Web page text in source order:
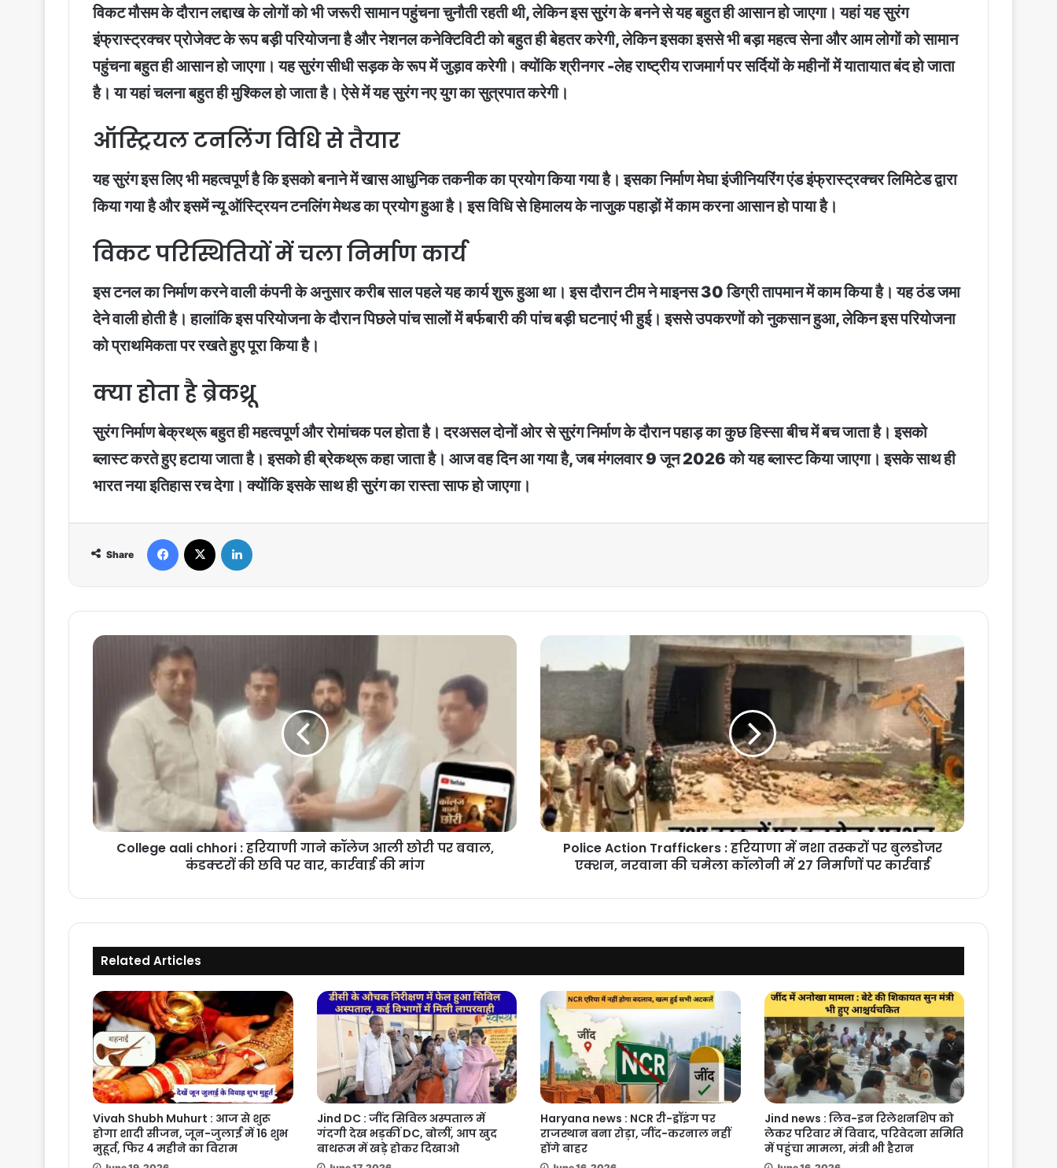
विकट मौसम के दौरान लद्दाख के लोगों को भी जरूरी सामान पहुंचना चुनौती रहती थी, लेकिन इस सुरंग के बनने से यह बहुत ही आसान हो जाएगा। यहां यह सुरंग
इंफ्रास्ट्रक्चर प्रोजेक्ट के रूप बड़ी परियोजना है और नेशनल कनेक्टिविटी को बहुत ही बेहतर करेगी, लेकिन इसका इससे भी बड़ा महत्व सेना और आम लोगों को सामान
पहुंचना बहुत ही आसान हो जाएगा। यह सुरंग सीधी सड़क के रूप में जुड़ाव करेगी। क्योंकि श्रीनगर -लेह राष्ट्रीय राजमार्ग पर सर्दियों के महीनों में यातायात बंद हो जाता
है। या यहां चलना बहुत ही मुश्किल हो जाता है। ऐसे में यह सुरंग नए युग का सुत्रपात करेगी।
ऑस्ट्रियल टनलिंग विधि से तैयार
यह सुरंग इस लिए भी महत्वपूर्ण है कि इसको बनाने में खास आधुनिक तकनीक का प्रयोग किया गया है। इसका निर्माण मेघा इंजीनियरिंग एंड इंफ्रास्ट्रक्चर लिमिटेड द्वारा
किया गया है और इसमें न्यू ऑस्ट्रियन टनलिंग मेथड का प्रयोग हुआ है। इस विधि से हिमालय के नाजुक पहाड़ों में काम करना आसान हो पाया है।
विकट परिस्थितियों में चला निर्माण कार्य
इस टनल का निर्माण करने वाली कंपनी के अनुसार करीब साल पहले यह कार्य शुरू हुआ था। इस दौरान टीम ने माइनस 30 डिग्री तापमान में काम किया है। यह ठंड जमा
देने वाली होती है। हालांकि इस परियोजना के दौरान पिछले पांच सालों में बर्फबारी की पांच बड़ी घटनाएं भी हुई। इससे उपकरणों को नुकसान हुआ, लेकिन इस परियोजना
को प्राथमिकता पर रखते हुए पूरा किया है।
क्या होता है ब्रेकथ्रू
सुरंग निर्माण बेक्रथ्रू बहुत ही महत्वपूर्ण और राेमांचक पल होता है। दरअसल दाेनों ओर से सुरंग निर्माण के दौरान पहाड़ का कुछ हिस्सा बीच में बच जाता है। इसको
ब्लास्ट करते हुए हटाया जाता है। इसको ही ब्रेकथ्रू कहा जाता है। आज वह दिन आ गया है, जब मंगलवार 9 जून 2026 को यह ब्लास्ट किया जाएगा। इसके साथ ही
भारत नया इतिहास रच देगा। क्योंकि इसके साथ ही सुरंग का रास्ता साफ हो जाएगा।
Share
Facebook
College
हरियाणी
कॉलेज
पर
बवाल,
कंडक्टरों
की
College aali chhori : हरियाणी गाने कॉलेज आली छोरी पर बवाल,
कंडक्टरों की छवि पर वार, कार्रवाई की मांग
Police
Traffickers
नशा
तस्करों
पर
बुलडोजर
एक्शन,
नरवाना
निर्माणों
Police Action Traffickers : हरियाणा में नशा तस्करों पर बुलडोजर
एक्शन, नरवाना की चमेला कॉलोनी में 27 निर्माणों पर कार्रवाई
Related Articles
Vivah Shubh Muhurt : आज से शुरू
होगा शादी सीजन, जून-जुलाई में 16 शुभ
मुहूर्त, फिर 4 महीने का विराम
Jind DC : जींद सिविल अस्पताल में
गंदगी देख भड़कीं DC, बोलीं, आप खुद
बाथरूम में खड़े होकर दिखाओ
Haryana news : NCR री-ड्रॉइंग पर
राजस्थान बना रोड़ा, जींद-करनाल नहीं
होंगे बाहर
Jind news : लिव-इन रिलेशनशिप को
लेकर परिवार में विवाद, परिवेदना समिति
में पहुंचा मामला, मंत्री भी हैरान